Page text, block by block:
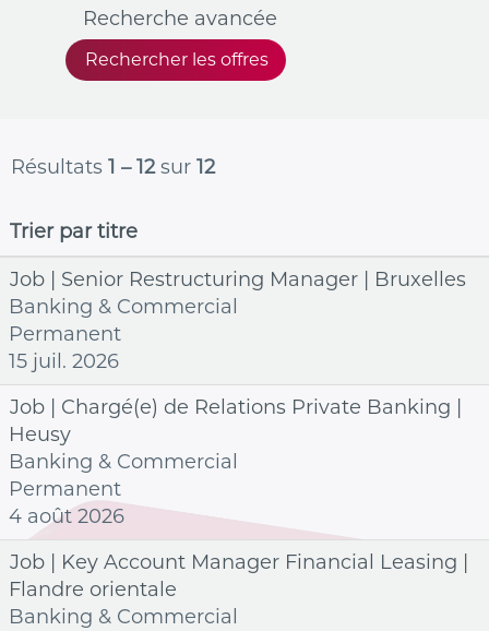
Recherche avancée
Résultats 1 – 12sur 12
Trier par titre
Job | Senior Restructuring Manager | Bruxelles
Banking & Commercial
Permanent
15 juil. 2026
Job | Chargé(e) de Relations Private Banking |
Heusy
Banking & Commercial
Permanent
4 août 2026
Job | Key Account Manager Financial Leasing |
Flandre orientale
Banking & Commercial